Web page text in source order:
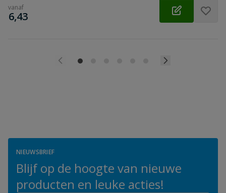
vanaf
€
6,43
NIEUWSBRIEF
Blijf op de hoogte van nieuwe
producten en leuke acties!